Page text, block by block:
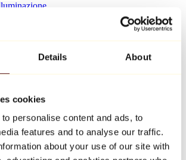
Details About
cookies
personalise content and ads, to
features and to analyse our traffic.
about your use of our site with
Keith Haring
i designer